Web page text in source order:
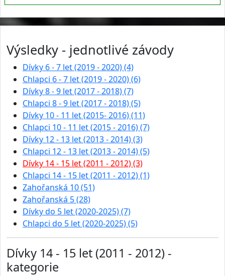
Výsledky - jednotlivé závody
Dívky 6 - 7 let (2019 - 2020) (4)
Chlapci 6 - 7 let (2019 - 2020) (6)
Dívky 8 - 9 let (2017 - 2018) (7)
Chlapci 8 - 9 let (2017 - 2018) (5)
Dívky 10 - 11 let (2015- 2016) (11)
Chlapci 10 - 11 let (2015 - 2016) (7)
Dívky 12 - 13 let (2013 - 2014) (3)
Chlapci 12 - 13 let (2013 - 2014) (5)
Dívky 14 - 15 let (2011 - 2012) (3)
Chlapci 14 - 15 let (2011 - 2012) (1)
Zahořanská 10 (51)
Zahořanská 5 (28)
Dívky do 5 let (2020-2025) (7)
Chlapci do 5 let (2020-2025) (5)
Dívky 14 - 15 let (2011 - 2012) -
kategorie